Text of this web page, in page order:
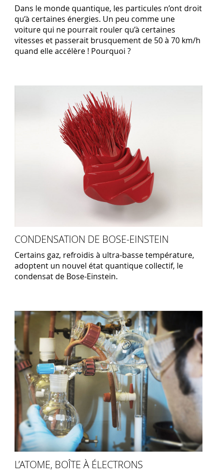
Dans le monde quantique, les particules n’ont droit
qu’à certaines énergies. Un peu comme une
voiture qui ne pourrait rouler qu’à certaines
vitesses et passerait brusquement de 50 à 70 km/h
quand elle accélère ! Pourquoi ?
CONDENSATION DE BOSE-EINSTEIN
Certains gaz, refroidis à ultra-basse température,
adoptent un nouvel état quantique collectif, le
condensat de Bose-Einstein.
L’ATOME, BOÎTE À ÉLECTRONS